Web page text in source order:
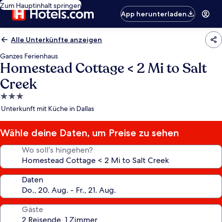
Zum Hauptinhalt springen
App herunterladen
Alle Unterkünfte anzeigen
Ganzes Ferienhaus
Homestead Cottage < 2 Mi to Salt
Creek
3.0-
Sterne-
Unterkunft mit Küche in Dallas
Wähle deine Daten, um Preise zu sehen
Wo soll’s hingehen?
Daten
Gäste